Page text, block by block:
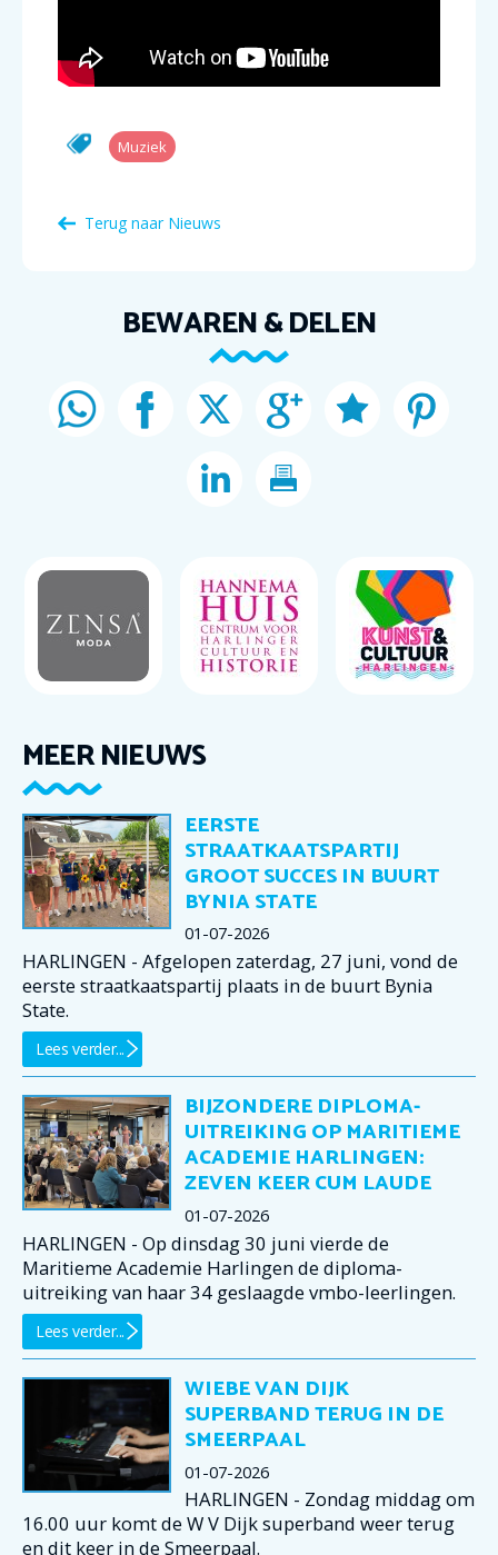
Muziek
Terug naar Nieuws
BEWAREN & DELEN
MEER NIEUWS
EERSTE
STRAATKAATSPARTIJ
GROOT SUCCES IN BUURT
BYNIA STATE
01-07-2026
HARLINGEN - Afgelopen zaterdag, 27 juni, vond de
eerste straatkaatspartij plaats in de buurt Bynia
State.
Lees verder...
BIJZONDERE DIPLOMA-
UITREIKING OP MARITIEME
ACADEMIE HARLINGEN:
ZEVEN KEER CUM LAUDE
01-07-2026
HARLINGEN - Op dinsdag 30 juni vierde de
Maritieme Academie Harlingen de diploma-
uitreiking van haar 34 geslaagde vmbo-leerlingen.
Lees verder...
WIEBE VAN DIJK
SUPERBAND TERUG IN DE
SMEERPAAL
01-07-2026
HARLINGEN - Zondag middag om
16.00 uur komt de W V Dijk superband weer terug
en dit keer in de Smeerpaal.